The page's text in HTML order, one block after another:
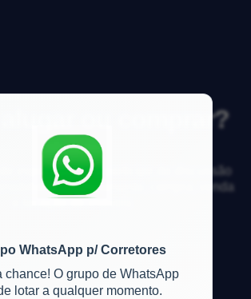
WhatsApp p/ Corretores
chance! O grupo de WhatsApp
lotar a qualquer momento.
ou comprar?
especialistas e participe da discussão
financiamento, compra, venda
e locação de imóveis